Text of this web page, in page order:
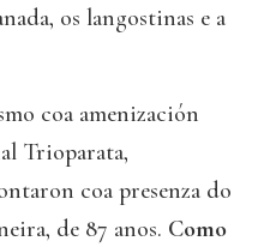
os langostinas e a
coa amenización
Trioparata,
coa presenza do
de 87 anos. Como